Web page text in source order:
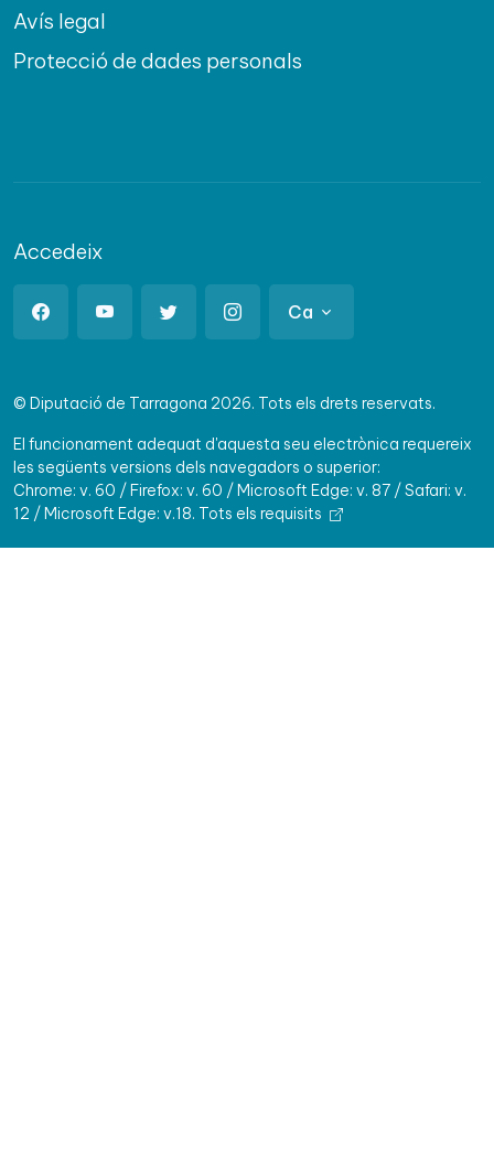
Avís legal
Protecció de dades personals
Accedeix
Ca
© Diputació de Tarragona 2026. Tots els drets reservats.
El funcionament adequat d'aquesta seu electrònica requereix
les següents versions dels navegadors o superior:
Chrome: v. 60 / Firefox: v. 60 / Microsoft Edge: v. 87 / Safari: v.
12 / Microsoft Edge: v.18. Tots els requisits